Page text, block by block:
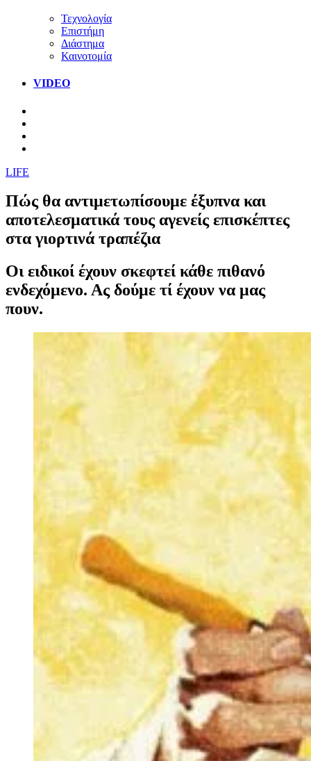
Τεχνολογία
Επιστήμη
Διάστημα
Καινοτομία
VIDEO
LIFE
Πώς θα αντιμετωπίσουμε έξυπνα και
αποτελεσματικά τους αγενείς επισκέπτες
στα γιορτινά τραπέζια
Οι ειδικοί έχουν σκεφτεί κάθε πιθανό
ενδεχόμενο. Ας δούμε τί έχουν να μας
πουν.